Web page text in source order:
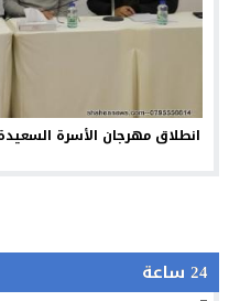
انطلاق مهرجان الأسرة
24 ساعة